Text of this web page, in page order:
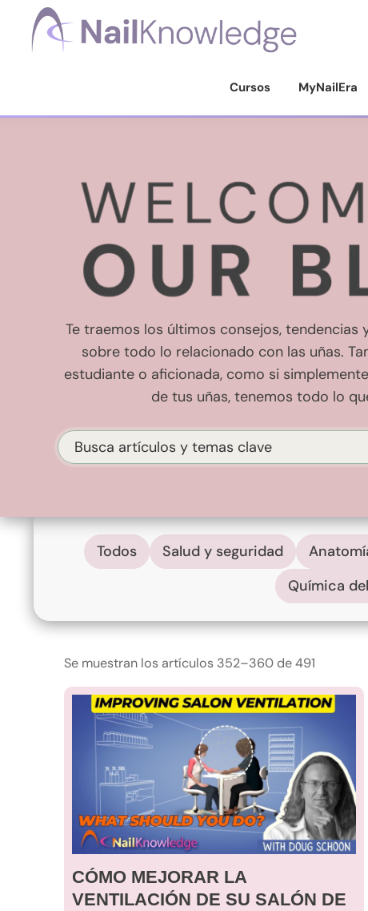
Saltar
Saltar
contenido
Saltar
Cursos MyNailEra
Te traemos los últimos consejos, tendencias
sobre todo lo relacionado con las uñas.
estudiante o aficionada, como si
de tus uñas, tenemos todo lo
Buscar
Todos Salud y seguridad
Química
Se muestran los artículos 352–360 de 491
CÓMO MEJORAR LA
VENTILACIÓN DE SU SALÓN DE